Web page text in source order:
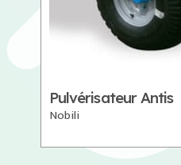
Pulvérisateur Antis
Nobili